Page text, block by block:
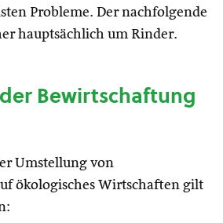
Probleme. Der nachfolgende
hauptsächlich um Rinder.
Bewirtschaftung
Umstellung von
ökologisches Wirtschaften gilt